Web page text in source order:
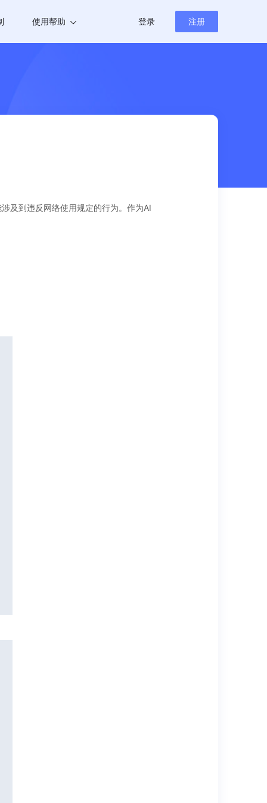
使用帮助 登录 注册
及到违反网络使用规定的行为。作为AI